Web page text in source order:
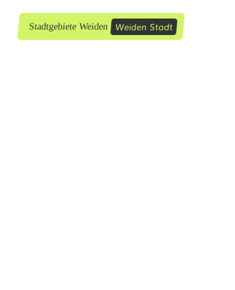
Stadtgebiete Weiden Weiden Stadt